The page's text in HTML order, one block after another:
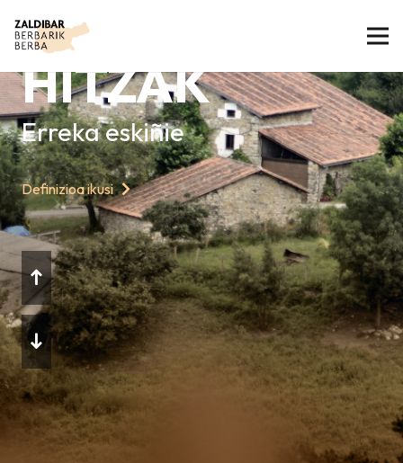
GAURKO
HITZAK
Erreka eskiñie
Definizioa ikusi